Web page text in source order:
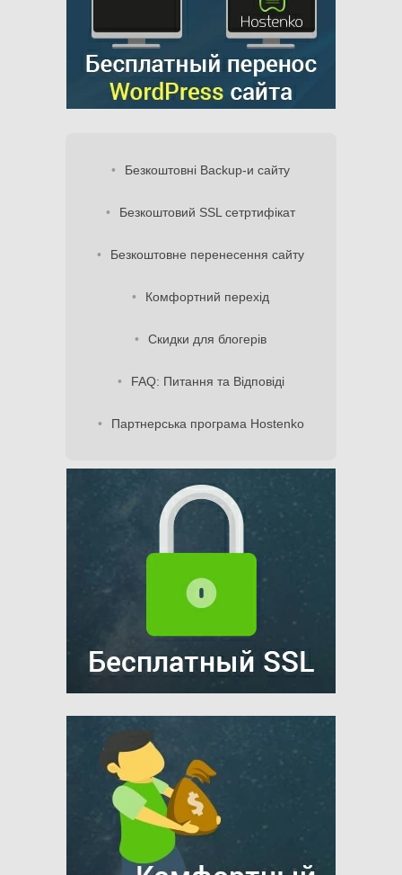
Безкоштовні Backup-и сайту
Безкоштовий SSL сетртифікат
Безкоштовне перенесення сайту
Комфортний перехід
Скидки для блогерів
FAQ: Питання та Відповіді
Партнерська програма Hostenko